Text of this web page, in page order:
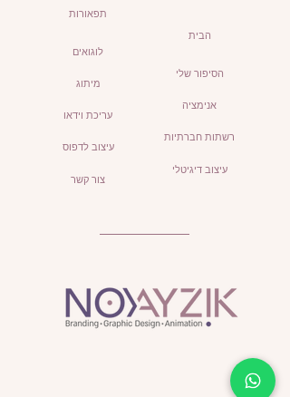
תפאורות
הבית
לוגואים
מיתוג
עריכת וידאו
עיצוב לדפוס
צור קשר
הסיפור שלי
אנימציה
רשתות חברתיות
עיצוב דיגיטלי